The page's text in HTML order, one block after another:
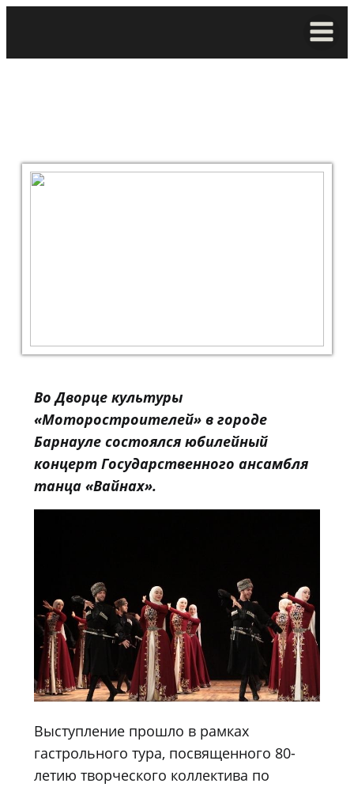
Во Дворце культуры
«Моторостроителей» в городе
Барнауле состоялся юбилейный
концерт Государственного ансамбля
танца «Вайнах».
Выступление прошло в рамках
гастрольного тура, посвященного 80-
летию творческого коллектива по